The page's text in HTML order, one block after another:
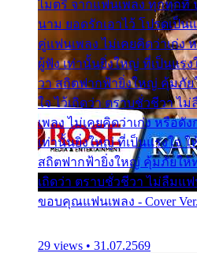
ไมตรี จากแฟนเพลง ทุกทุกที่
นาม ยอดรักเอาไว้ โปรดเป็น
คู่แฟนเพลง ไม่เคยคิดว่าเก่ง
ผู้ฟัง เท่านั้นยิ่งใหญ่ ที่เป็นแร
วา สถิตฟากฟ้ายิ่งใหญ่ คุ้มภัย
ใจ ไว้เถิดว่า ตราบชั่วชีวา ไ
เพลง ไม่เคยคิดว่าเก่ง หรือดั
เท่านั้นยิ่งใหญ่ ที่เป็นแรงใจ ใ
สถิตฟากฟ้ายิ่งใหญ่ คุ้มภัยให้
เถิดว่า ตราบชั่วชีวา ไม่ลืมแฟ
ขอบคุณแฟนเพลง - Cover
29 views • 31.07.2569